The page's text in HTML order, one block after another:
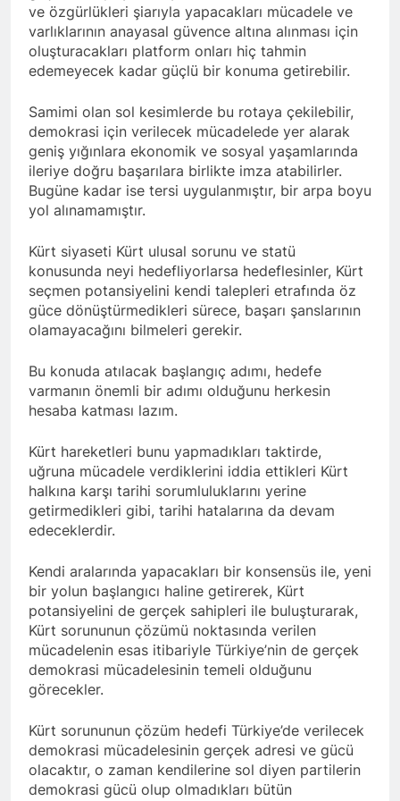
Günü’nü HAK-PAR Ankara il
örgütü Kemal Burkay’ın
verdiği konferansı ile kutladı.
Konferansı; Düzgün
KAPLAN; Kürtler
gecikmeden ulusal talepleri
etrafında birleşmeli
1 Yıl Ago
HAK-PAR Heyeti, Kürdistan
federe hükümeti Viyana
HAK-PAR Heyeti Viyana 9.
Bölge Belediye başkanı
Saya Ahmed ile görüştü
1 Yıl Ago
21 Şubat Dünya Anadil
Günü Kutlu Olsun;
SAYDAM) yaşama veda
etti.
1 Yıl Ago
13 Şubat 1925
Sömürgeciliğe asla boyun
eğmeyeceklerini ilan eden
Şeyh Said ve 47 arkadaşını
1 Yıl Ago
Seîd û 47 hevalên wî yên ku
gotin ew ê tu carî serî li ber
kolonyalîzmê netewînin bi
rêzdarî bi bîr tînin.
1 Yıl Ago
KOMARA MEHABADÊ
RONAHÎ DIDE ME
2 Yıl Ago
İlan edilişinin 79. yıl
dönümünde MAHABAD
KÜRDİSTAN CUMHURİYETİ
IŞIK SAÇMAYA DEVAM
2 Yıl Ago
telefonda görüştü.
2 Yıl Ago
Hak ve Özgürlükler Partisi
HAK-PAR Parti Meclisi 11
Ocak 2025 tarihinde Ankara
Genel Merkez’de toplandı.
2 Yıl Ago
Necati TANK Erzincan-
Balıbey Köyünde toprağa
verildi
Konseyi (ENKS)
başkanlığına seçilen
Mihemed İsmail’i kutladı.
2 Yıl Ago
Yeni yıl halkımıza ve tüm
dünyaya özgürlük ve barış
getirsin
ve özgürlükleri şiarıyla yapacakları mücadele ve
varlıklarının anayasal güvence altına alınması için
oluşturacakları platform onları hiç tahmin
edemeyecek kadar güçlü bir konuma getirebilir.
Samimi olan sol kesimlerde bu rotaya çekilebilir,
demokrasi için verilecek mücadelede yer alarak
geniş yığınlara ekonomik ve sosyal yaşamlarında
ileriye doğru başarılara birlikte imza atabilirler.
Bugüne kadar ise tersi uygulanmıştır, bir arpa boyu
yol alınamamıştır.
Kürt siyaseti Kürt ulusal sorunu ve statü
konusunda neyi hedefliyorlarsa hedeflesinler, Kürt
seçmen potansiyelini kendi talepleri etrafında öz
güce dönüştürmedikleri sürece, başarı şanslarının
olamayacağını bilmeleri gerekir.
Bu konuda atılacak başlangıç adımı, hedefe
varmanın önemli bir adımı olduğunu herkesin
hesaba katması lazım.
Kürt hareketleri bunu yapmadıkları taktirde,
uğruna mücadele verdiklerini iddia ettikleri Kürt
halkına karşı tarihi sorumluluklarını yerine
getirmedikleri gibi, tarihi hatalarına da devam
edeceklerdir.
Kendi aralarında yapacakları bir konsensüs ile, yeni
bir yolun başlangıcı haline getirerek, Kürt
potansiyelini de gerçek sahipleri ile buluşturarak,
Kürt sorununun çözümü noktasında verilen
mücadelenin esas itibariyle Türkiye’nin de gerçek
demokrasi mücadelesinin temeli olduğunu
görecekler.
Kürt sorununun çözüm hedefi Türkiye’de verilecek
demokrasi mücadelesinin gerçek adresi ve gücü
olacaktır, o zaman kendilerine sol diyen partilerin
demokrasi gücü olup olmadıkları bütün